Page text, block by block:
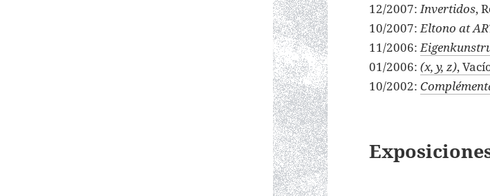
12/2007:Invertidos,
10/2007:Eltono at
11/2006:
01/2006: (x, y, z),
10/2002: